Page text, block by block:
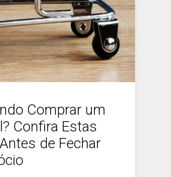
Comprar um
Confira Estas
de Fechar